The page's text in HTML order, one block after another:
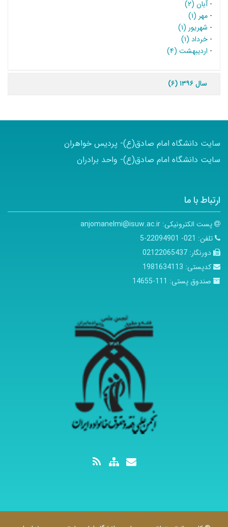
-آبان (۲)
- مهر (۱)
- شهریور (۱)
- خرداد (۱)
- اردیبهشت (۴)
سال ۱۳۹۶ (۶)
سایت دانشگاه امام صادق(ع)- پردیس خواهران
سایت دانشگاه امام صادق(ع)- واحد برادران
ارتباط با ما
پست الکترونیکی: anjomanelmi@isuw.ac.ir
تلفن: 021- 22094901-5
دورنگار: 02122065437
کدپستی: 1981634113
صندوق پستی: 111-14655